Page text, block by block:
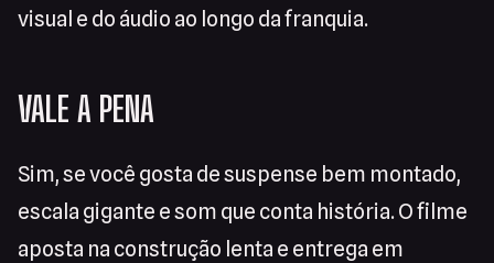
visual e do áudio ao longo da franquia.
VALE A PENA
Sim, se você gosta de suspense bem montado,
escala gigante e som que conta história. O filme
aposta na construção lenta e entrega em